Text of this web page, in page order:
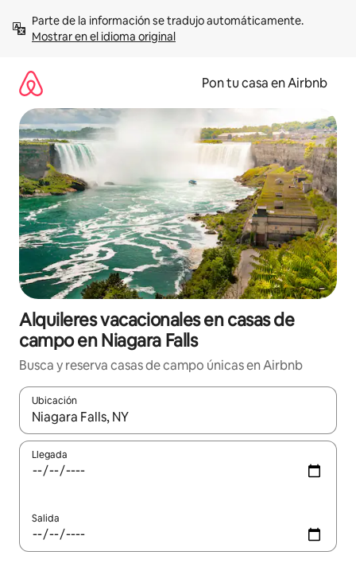
contenidoMostrar en el idioma original
Pon tu casa en Airbnb
Alquileres vacacionales en casas de
campo en Niagara Falls
Busca y reserva casas de campo únicas en Airbnb
Ubicación
Cuando los resultados estén disponibles, navega con las
Llegada
Salida